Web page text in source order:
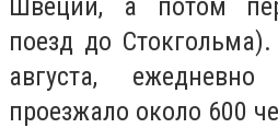
Швеции, а потом
поезд до
августа,
проезжало около 600